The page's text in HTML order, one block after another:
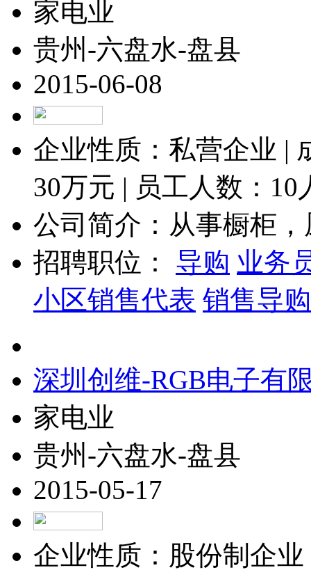
家电业
贵州-六盘水-盘县
2015-06-08
企业性质：私营企业 |
30万元 | 员工人数： 10
公司简介：从事橱柜
招聘职位： 导购 业务
小区销售代表 销售导购
深圳创维-RGB电子有
家电业
贵州-六盘水-盘县
2015-05-17
企业性质：股份制企